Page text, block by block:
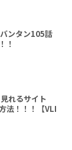
ンタン105話
！
れるサイト
法！！！【VLI